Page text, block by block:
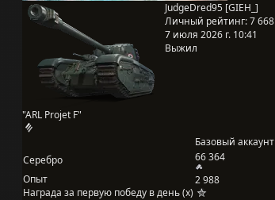
"ARL Projet F"
JudgeDred95 [GIEH_]
Личный рейтинг:7 668
7 июля 2026 г. 10:41
Выжил
Базовый аккаунт
Серебро
66 364
Опыт
Награда за первую победу в день (x)
2 988